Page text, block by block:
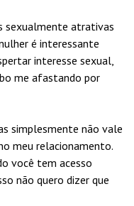
sexualmente atrativas
é interessante
interesse sexual,
me afastando por
simplesmente não vale
meu relacionamento.
você tem acesso
não quero dizer que